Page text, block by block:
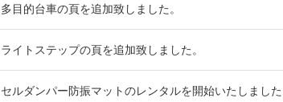
多目的台車の頁を追加致しました。
ライトステップの頁を追加致しました。
セルダンパー防振マットのレンタルを開始いたしました